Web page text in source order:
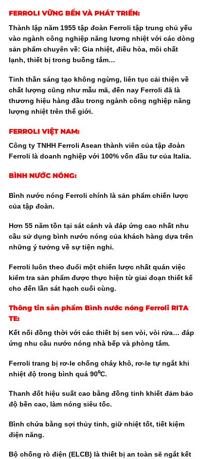
FERROLI VỮNG BỀN VÀ PHÁT TRIỂN:
Thành lập năm 1955 tập đoàn Ferroli tập trung chủ yếu
vào ngành công nghiệp năng lương nhiệt với các dòng
sản phẩm chuyên về: Gia nhiệt, điều hòa, môi chất
lạnh, thiết bị trong buồng tắm…
Tinh thần sáng tạo không ngừng, liên tục cải thiện về
chất lượng cũng như mẫu mã, đến nay Ferroli đã là
thương hiệu hàng đầu trong ngành công nghiệp năng
lượng nhiệt trên thế giới.
FERROLI VIỆT NAM:
Công ty TNHH Ferroli Asean thành viên của tập đoàn
Ferroli là doanh nghiệp với 100% vốn đầu tư của Italia.
BÌNH NƯỚC NÓNG:
Bình nước nóng Ferroli chính là sản phẩm chiến lược
của tập đoàn.
Hơn 55 năm tồn tại sát cánh và đáp ứng cao nhất nhu
cầu sử dụng bình nước nóng của khách hàng dựa trên
những ý tưởng về sự tiện nghi.
Ferroli luôn theo đuổi một chiến lược nhất quán việc
kiểm tra sản phẩm được thực hiện từ giai đoạn thiết kế
cho đến lần sát hạch cuối cùng.
Thông tin sản phẩm Bình nước nóng Ferroli RITA
TE:
Kết nối đồng thời với các thiết bị sen vòi, vòi rửa… đáp
ứng nhu cầu nước nóng nhà bếp và phòng tắm.
Ferroli trang bị rơ-le chống cháy khô, rơ-le tự ngắt khi
nhiệt độ trong bình quá 90⁰C.
Thanh đốt hiệu suất cao bằng đồng tinh khiết đảm bảo
độ bền cao, làm nóng siêu tốc.
Bình chứa bằng sợi thủy tinh, giữ nhiệt tốt, tiết kiệm
điện năng.
Bộ chống rò điện (ELCB) là thiết bị an toàn sẽ ngắt kết